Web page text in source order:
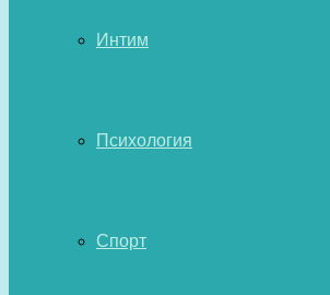
Интим
Психология
Спорт